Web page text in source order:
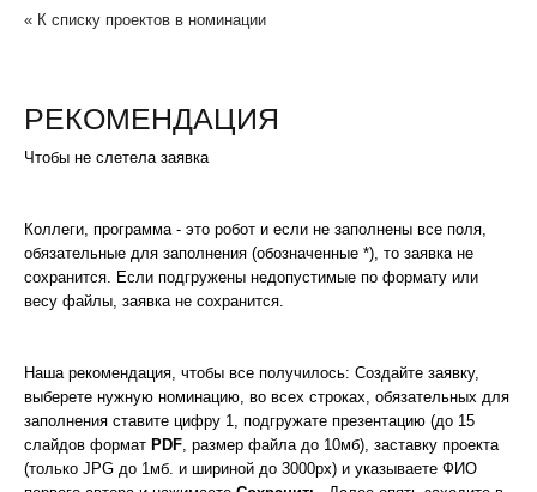
« К списку проектов в номинации
РЕКОМЕНДАЦИЯ
Чтобы не слетела заявка
Коллеги, программа - это робот и если не заполнены все поля,
обязательные для заполнения (обозначенные *), то заявка не
сохранится. Если подгружены недопустимые по формату или
весу файлы, заявка не сохранится.
Наша рекомендация, чтобы все получилось: Создайте заявку,
выберете нужную номинацию, во всех строках, обязательных для
заполнения ставите цифру 1, подгружате презентацию (до 15
слайдов формат PDF, размер файла до 10мб), заставку проекта
(только JPG до 1мб. и шириной до 3000px) и указываете ФИО